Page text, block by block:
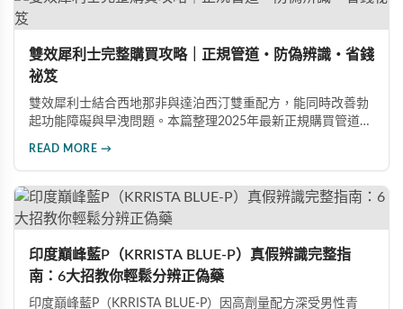
雙效犀利士完整購買攻略｜正規管道・防偽辨識・省錢
祕笈
雙效犀利士結合西地那非與達泊西汀雙重配方，能同時改善勃
起功能障礙與早洩問題。本篇整理2025年最新正規購買管道、
READ MORE →
印度巔峰藍P（KRRISTA BLUE-P）真假辨識完整指
南：6大招教你輕鬆分辨正偽藥
印度巔峰藍P（KRRISTA BLUE-P）因高劑量配方深受男性青